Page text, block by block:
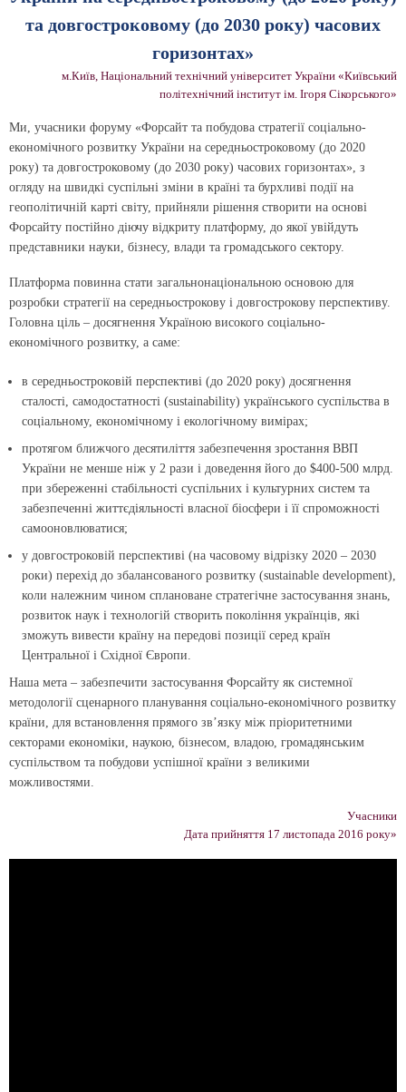
та довгостроковому (до 2030 року) часових
горизонтах»
м.Київ, Національний технічний університет України «Київський
політехнічний інститут ім. Ігоря Сікорського»
Ми, учасники форуму «Форсайт та побудова стратегії соціально-
економічного розвитку України на середньостроковому (до 2020
року) та довгостроковому (до 2030 року) часових горизонтах», з
огляду на швидкі суспільні зміни в країні та бурхливі події на
геополітичній карті світу, прийняли рішення створити на основі
Форсайту постійно діючу відкриту платформу, до якої увійдуть
представники науки, бізнесу, влади та громадського сектору.
Платформа повинна стати загальнонаціональною основою для
розробки стратегії на середньострокову і довгострокову перспективу.
Головна ціль – досягнення Україною високого соціально-
економічного розвитку, а саме:
в середньостроковій перспективі (до 2020 року) досягнення
сталості, самодостатності (sustainability) українського суспільства в
соціальному, економічному і екологічному вимірах;
протягом ближчого десятиліття забезпечення зростання ВВП
України не менше ніж у 2 рази і доведення його до $400-500 млрд.
при збереженні стабільності суспільних і культурних систем та
забезпеченні життєдіяльності власної біосфери і її спроможності
самооновлюватися;
у довгостроковій перспективі (на часовому відрізку 2020 – 2030
роки) перехід до збалансованого розвитку (sustainable development),
коли належним чином сплановане стратегічне застосування знань,
розвиток наук і технологій створить покоління українців, які
зможуть вивести країну на передові позиції серед країн
Центральної і Східної Європи.
Наша мета – забезпечити застосування Форсайту як системної
методології сценарного планування соціально-економічного розвитку
країни, для встановлення прямого зв’язку між пріоритетними
секторами економіки, наукою, бізнесом, владою, громадянським
суспільством та побудови успішної країни з великими
можливостями.
Учасники
Дата прийняття 17 листопада 2016 року»